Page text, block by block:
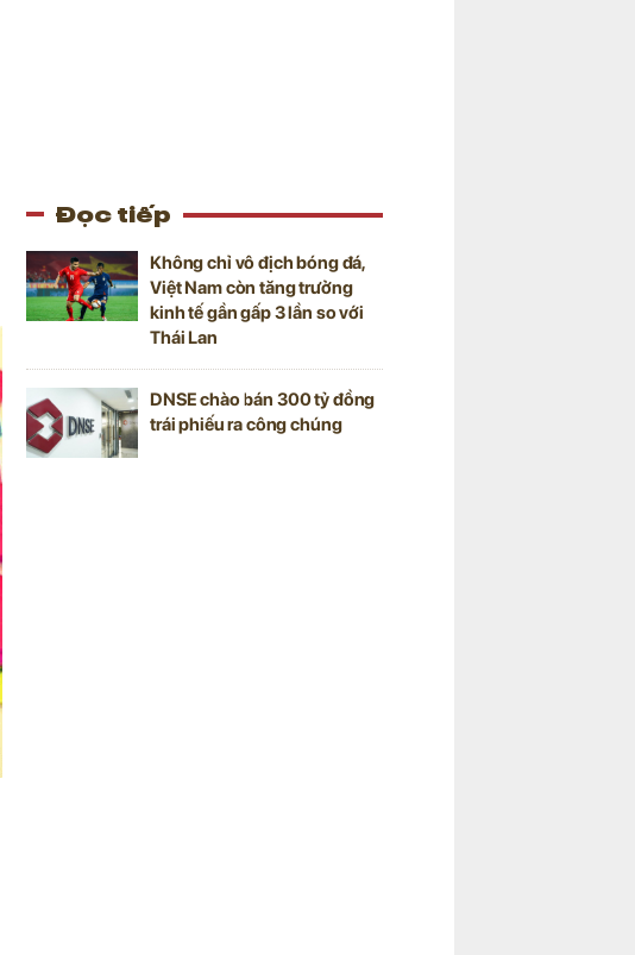
Đọc tiếp
Không chỉ vô địch bóng đá,
Việt Nam còn tăng trưởng
kinh tế gần gấp 3 lần so với
Thái Lan
DNSE chào bán 300 tỷ đồng
trái phiếu ra công chúng